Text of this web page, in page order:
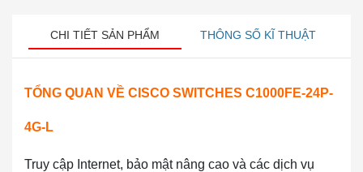
CHI TIẾT SẢN PHẨM THÔNG SỐ KĨ THUẬT
TỔNG QUAN VỀ CISCO SWITCHES C1000FE-24P-
4G-L
Truy cập Internet, bảo mật nâng cao và các dịch vụ